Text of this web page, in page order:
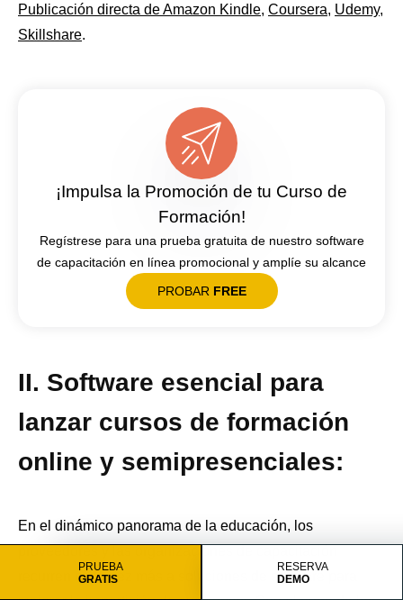
PRUEBA
GRATIS
RESERVA
DEMO
Publicación directa de Amazon Kindle, Coursera, Udemy,
Skillshare.
¡Impulsa la Promoción de tu Curso de
Formación!
Regístrese para una prueba gratuita de nuestro software
de capacitación en línea promocional y amplíe su alcance
PROBAR FREE
II. Software esencial para
lanzar cursos de formación
online y semipresenciales:
En el dinámico panorama de la educación, los
recurren cada vez más a soluciones de software para